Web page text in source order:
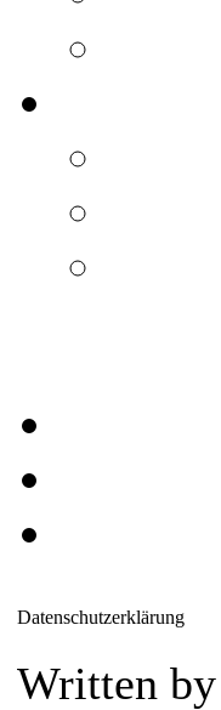
Datenschutzerklärung
Written